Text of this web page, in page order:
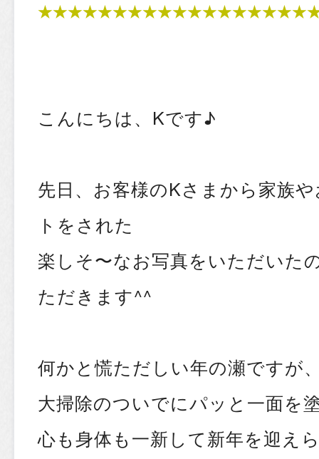
こんにちは、Kです♪
先日、お客様のKさまから家族
トをされた
楽しそ〜なお写真をいただいた
ただきます^^
何かと慌ただしい年の瀬ですが
大掃除のついでにパッと一面を
心も身体も一新して新年を迎え